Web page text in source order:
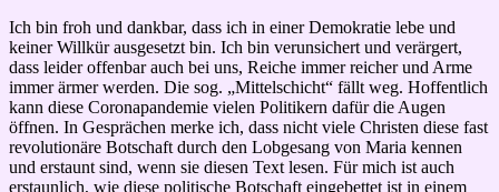
Ich bin froh und dankbar, dass ich in einer Demokratie lebe und
keiner Willkür ausgesetzt bin. Ich bin verunsichert und verärgert,
dass leider offenbar auch bei uns, Reiche immer reicher und Arme
immer ärmer werden. Die sog. „Mittelschicht“ fällt weg. Hoffentlich
kann diese Coronapandemie vielen Politikern dafür die Augen
öffnen. In Gesprächen merke ich, dass nicht viele Christen diese fast
revolutionäre Botschaft durch den Lobgesang von Maria kennen
und erstaunt sind, wenn sie diesen Text lesen. Für mich ist auch
erstaunlich, wie diese politische Botschaft eingebettet ist in einem